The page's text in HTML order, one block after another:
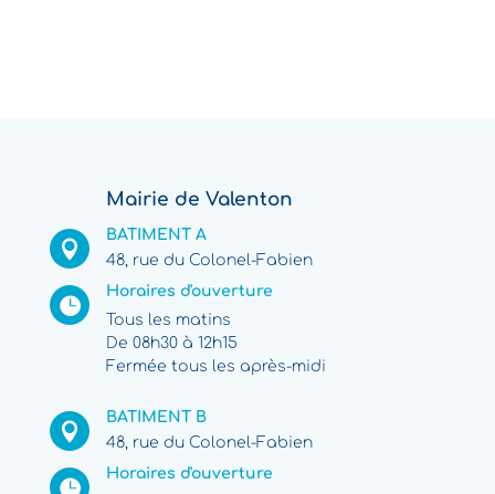
Mairie de Valenton

BATIMENT A
48, rue du Colonel-Fabien

Horaires d'ouverture
Tous les matins
De 08h30 à 12h15
Fermée tous les après-midi

BATIMENT B
48, rue du Colonel-Fabien

Horaires d'ouverture